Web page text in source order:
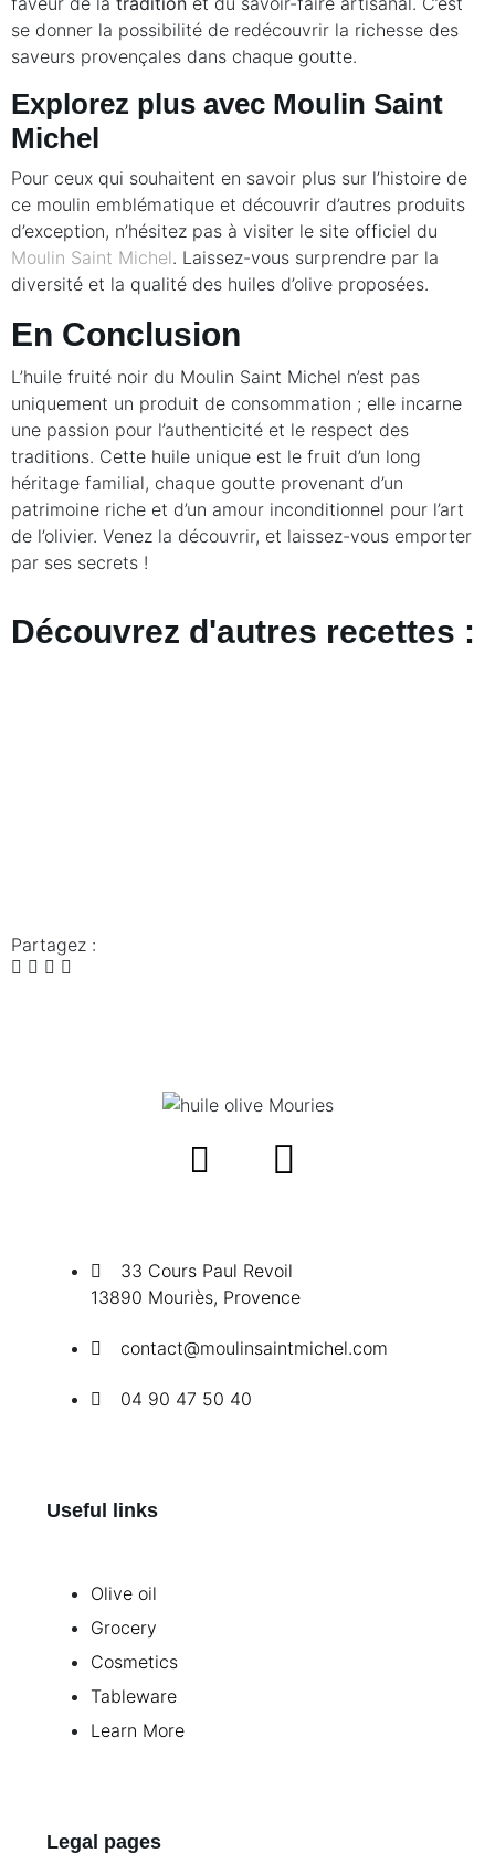
se donner la possibilité de redécouvrir la richesse des
saveurs provençales dans chaque goutte.
Explorez plus avec Moulin Saint
Michel
Pour ceux qui souhaitent en savoir plus sur l’histoire de
ce moulin emblématique et découvrir d’autres produits
d’exception, n’hésitez pas à visiter le site officiel du
Moulin Saint Michel. Laissez-vous surprendre par la
diversité et la qualité des huiles d’olive proposées.
En Conclusion
L’huile fruité noir du Moulin Saint Michel n’est pas
uniquement un produit de consommation ; elle incarne
une passion pour l’authenticité et le respect des
traditions. Cette huile unique est le fruit d’un long
héritage familial, chaque goutte provenant d’un
patrimoine riche et d’un amour inconditionnel pour l’art
de l’olivier. Venez la découvrir, et laissez-vous emporter
par ses secrets !
Découvrez d'autres recettes :
Partagez :
33 Cours Paul Revoil
13890 Mouriès, Provence
contact@moulinsaintmichel.com
04 90 47 50 40
Useful links
Olive oil
Grocery
Cosmetics
Tableware
Learn More
Legal pages